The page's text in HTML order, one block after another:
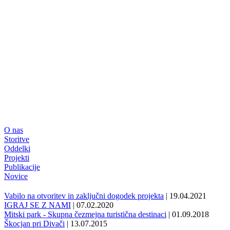
O nas
Storitve
Oddelki
Projekti
Publikacije
Novice
Vabilo na otvoritev in zaključni dogodek projekta | 19.04.2021
IGRAJ SE Z NAMI | 07.02.2020
Mitski park - Skupna čezmejna turistična destinaci | 01.09.2018
Škocjan pri Divači | 13.07.2015